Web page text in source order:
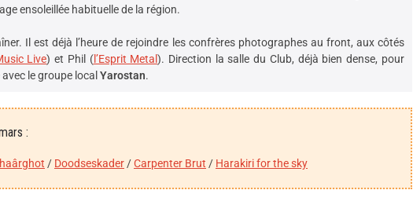
ensoleillée habituelle de la région.
Il est déjà l’heure de rejoindre les confrères photographes au front, aux côtés
Live) et Phil (l’Esprit Metal). Direction la salle du Club, déjà bien dense, pour
le groupe local Yarostan.
:
/ Doodseskader /Carpenter Brut / Harakiri for the sky